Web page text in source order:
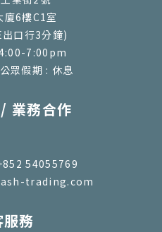
廈6樓C1室
口行3分鐘)
7:00pm
眾假期 : 休息
業務合作
54055769
trading.com
務